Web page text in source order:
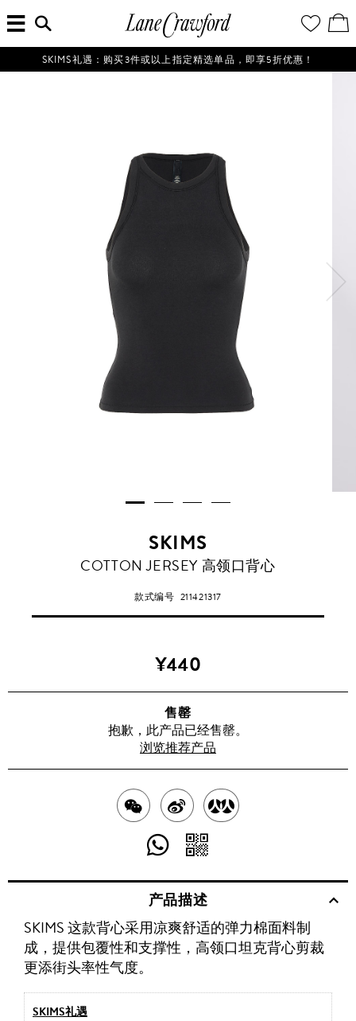
佛
探
的
愿
望
单
看
／
修
购
单
入
搜
索
信
息...
SKIMS礼遇：购买3件或以上指定精选单品，即享5折优惠！
SKIMS
COTTON JERSEY 高领口背心
款式编号 211421317
¥440
售罄
抱歉，此产品已经售罄。
浏览推荐产品
分
享
WECHAT
分
享
WEIBO
分
分
享
至
WHATSAPP
享
维
产品描述
SKIMS 这款背心采用凉爽舒适的弹力棉面料制
成，提供包覆性和支撑性，高领口坦克背心剪裁
更添街头率性气度。
SKIMS礼遇